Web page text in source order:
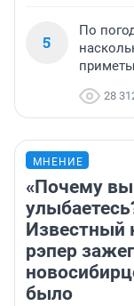
5
По
приметы
28
МНЕНИЕ
«Почему вы
Известный
рэпер
было